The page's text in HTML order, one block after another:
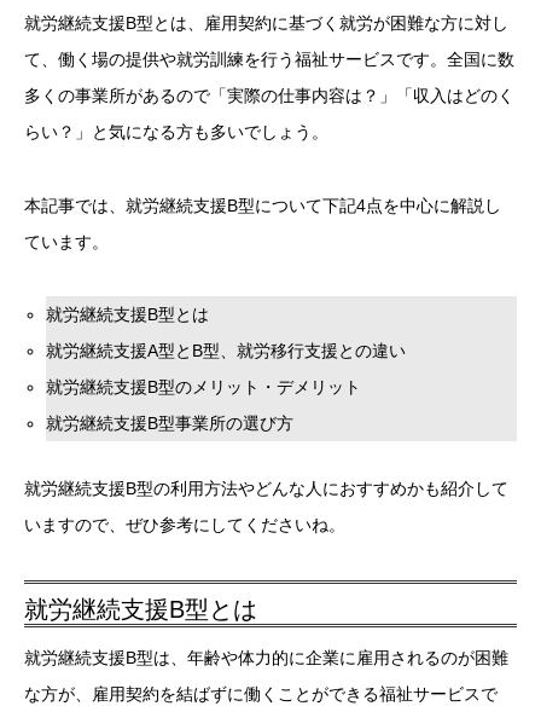
就労継続支援B型とは、雇用契約に基づく就労が困難な方に対し
て、働く場の提供や就労訓練を行う福祉サービスです。全国に数
多くの事業所があるので「実際の仕事内容は？」「収入はどのく
らい？」と気になる方も多いでしょう。
本記事では、就労継続支援B型について下記4点を中心に解説し
ています。
就労継続支援B型とは
就労継続支援A型とB型、就労移行支援との違い
就労継続支援B型のメリット・デメリット
就労継続支援B型事業所の選び方
就労継続支援B型の利用方法やどんな人におすすめかも紹介して
いますので、ぜひ参考にしてくださいね。
就労継続支援B型とは
就労継続支援B型は、年齢や体力的に企業に雇用されるのが困難
な方が、雇用契約を結ばずに働くことができる福祉サービスで